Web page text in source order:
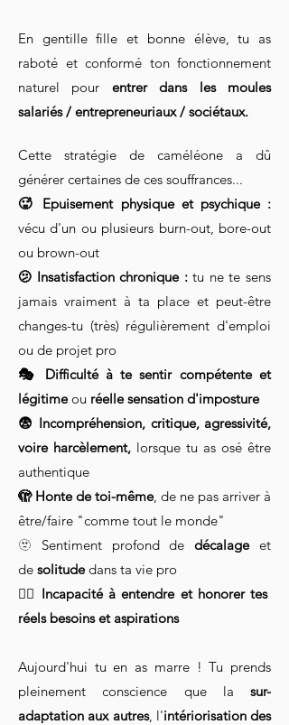
En gentille fille et bonne élève, tu as
raboté et conformé ton fonctionnement
naturel pour entrer dans les moules
salariés / entrepreneuriaux / sociétaux.
Cette stratégie de caméléone a dû
générer certaines de ces souffrances...
🥵 Epuisement physique et psychique :
vécu d'un ou plusieurs burn-out, bore-out
ou brown-out
🫤 Insatisfaction chronique :tu ne te sens
jamais vraiment à ta place et peut-être
changes-tu (très) régulièrement d'emploi
ou de projet pro
🎭
Difficulté à te sentir compétente et
légitimeou réelle sensation d'imposture
😨 Incompréhension, critique, agressivité,
voire harcèlement, lorsque tu as osé être
authentique
🫣 Honte de toi-même, de ne pas arriver à
être/faire "comme tout le monde"
🫥 Sentiment profond dedécalageet
de solitudedans ta vie pro
😶‍🌫️ Incapacité à entendre et honorer tes
réels besoins et aspirations
Aujourd'hui tu en as marre ! Tu prends
pleinement conscience que la sur-
adaptation aux autres, l'intériorisation des